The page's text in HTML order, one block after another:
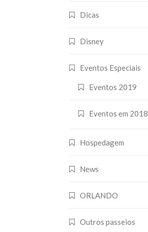
Dicas
Disney
Eventos Especiais
Eventos 2019
Eventos em 2018
Hospedagem
News
ORLANDO
Outros passeios